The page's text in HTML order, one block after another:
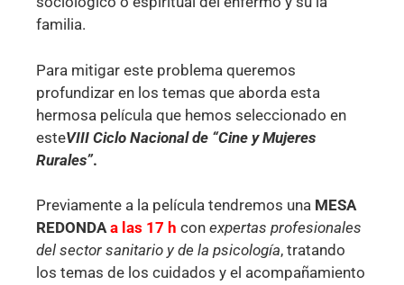
familia.
Para mitigar este problema queremos
profundizar en los temas que aborda esta
hermosa película que hemos seleccionado en
esteVIII Ciclo Nacional de “Cine y Mujeres
Rurales”.
Previamente a la película tendremos una MESA
REDONDAa las 17 h con expertas profesionales
del sector sanitario y de la psicología, tratando
los temas de los cuidados y el acompañamiento